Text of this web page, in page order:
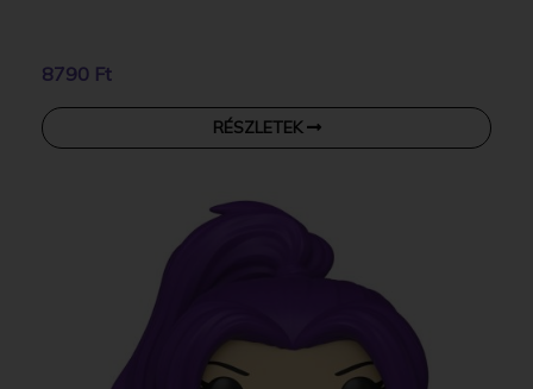
8790 Ft
RÉSZLETEK